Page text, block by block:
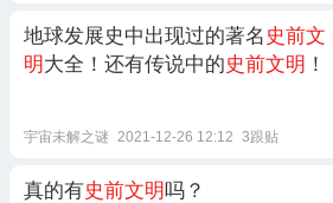
地球发展史中出现过的著名 史前文
明大全！还有传说中的史前文明 ！
宇宙未解之谜 2021-12-26 12:12 3跟贴
真的有史前文明吗？